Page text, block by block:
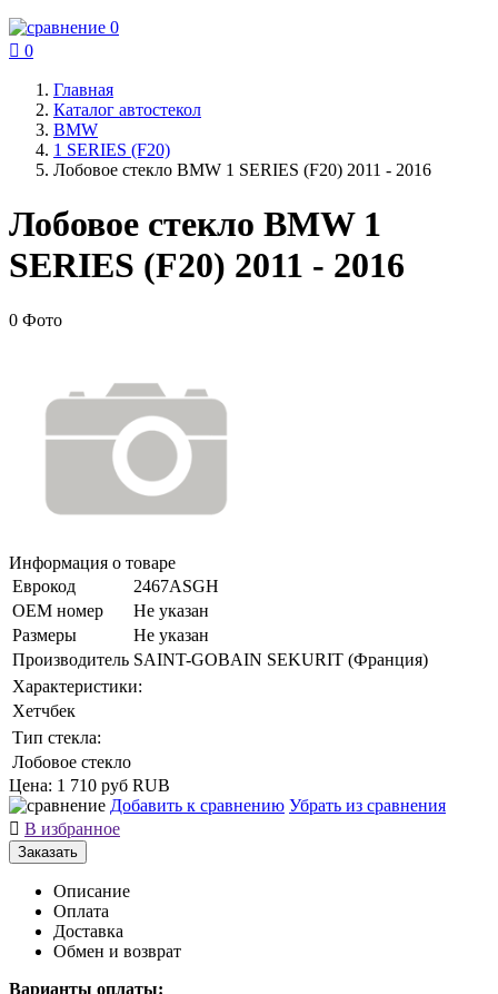
0
 0
Главная
Каталог автостекол
BMW
1 SERIES (F20)
Лобовое стекло BMW 1 SERIES (F20) 2011 - 2016
Лобовое стекло BMW 1
SERIES (F20) 2011 - 2016
0 Фото
Информация о товаре
Еврокод
2467ASGH
ОЕМ номер
Не указан
Размеры
Не указан
Производитель SAINT-GOBAIN SEKURIT (Франция)
Характеристики:
Хетчбек
Тип стекла:
Лобовое стекло
Цена: 1 710 руб RUB
Добавить к сравнению Убрать из сравнения
 В избранное
Заказать
Описание
Оплата
Доставка
Обмен и возврат
Варианты оплаты: